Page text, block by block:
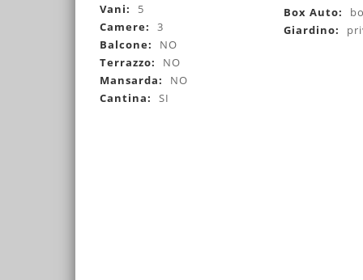
Vani:
5
Camere:
3
Balcone:
NO
Terrazzo:
NO
Mansarda:
NO
Cantina:
SI
Box Auto:
Giardino: